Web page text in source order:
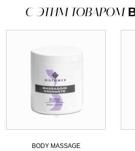
С ЭТИМ ТОВАРОМ
BODY MASSAGE